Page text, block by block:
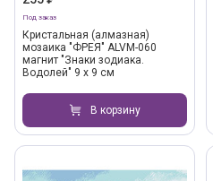
Под заказ
Кристальная (алмазная)
мозаика "ФРЕЯ" ALVM-060
магнит "Знаки зодиака.
Водолей" 9 х 9 см
В корзину